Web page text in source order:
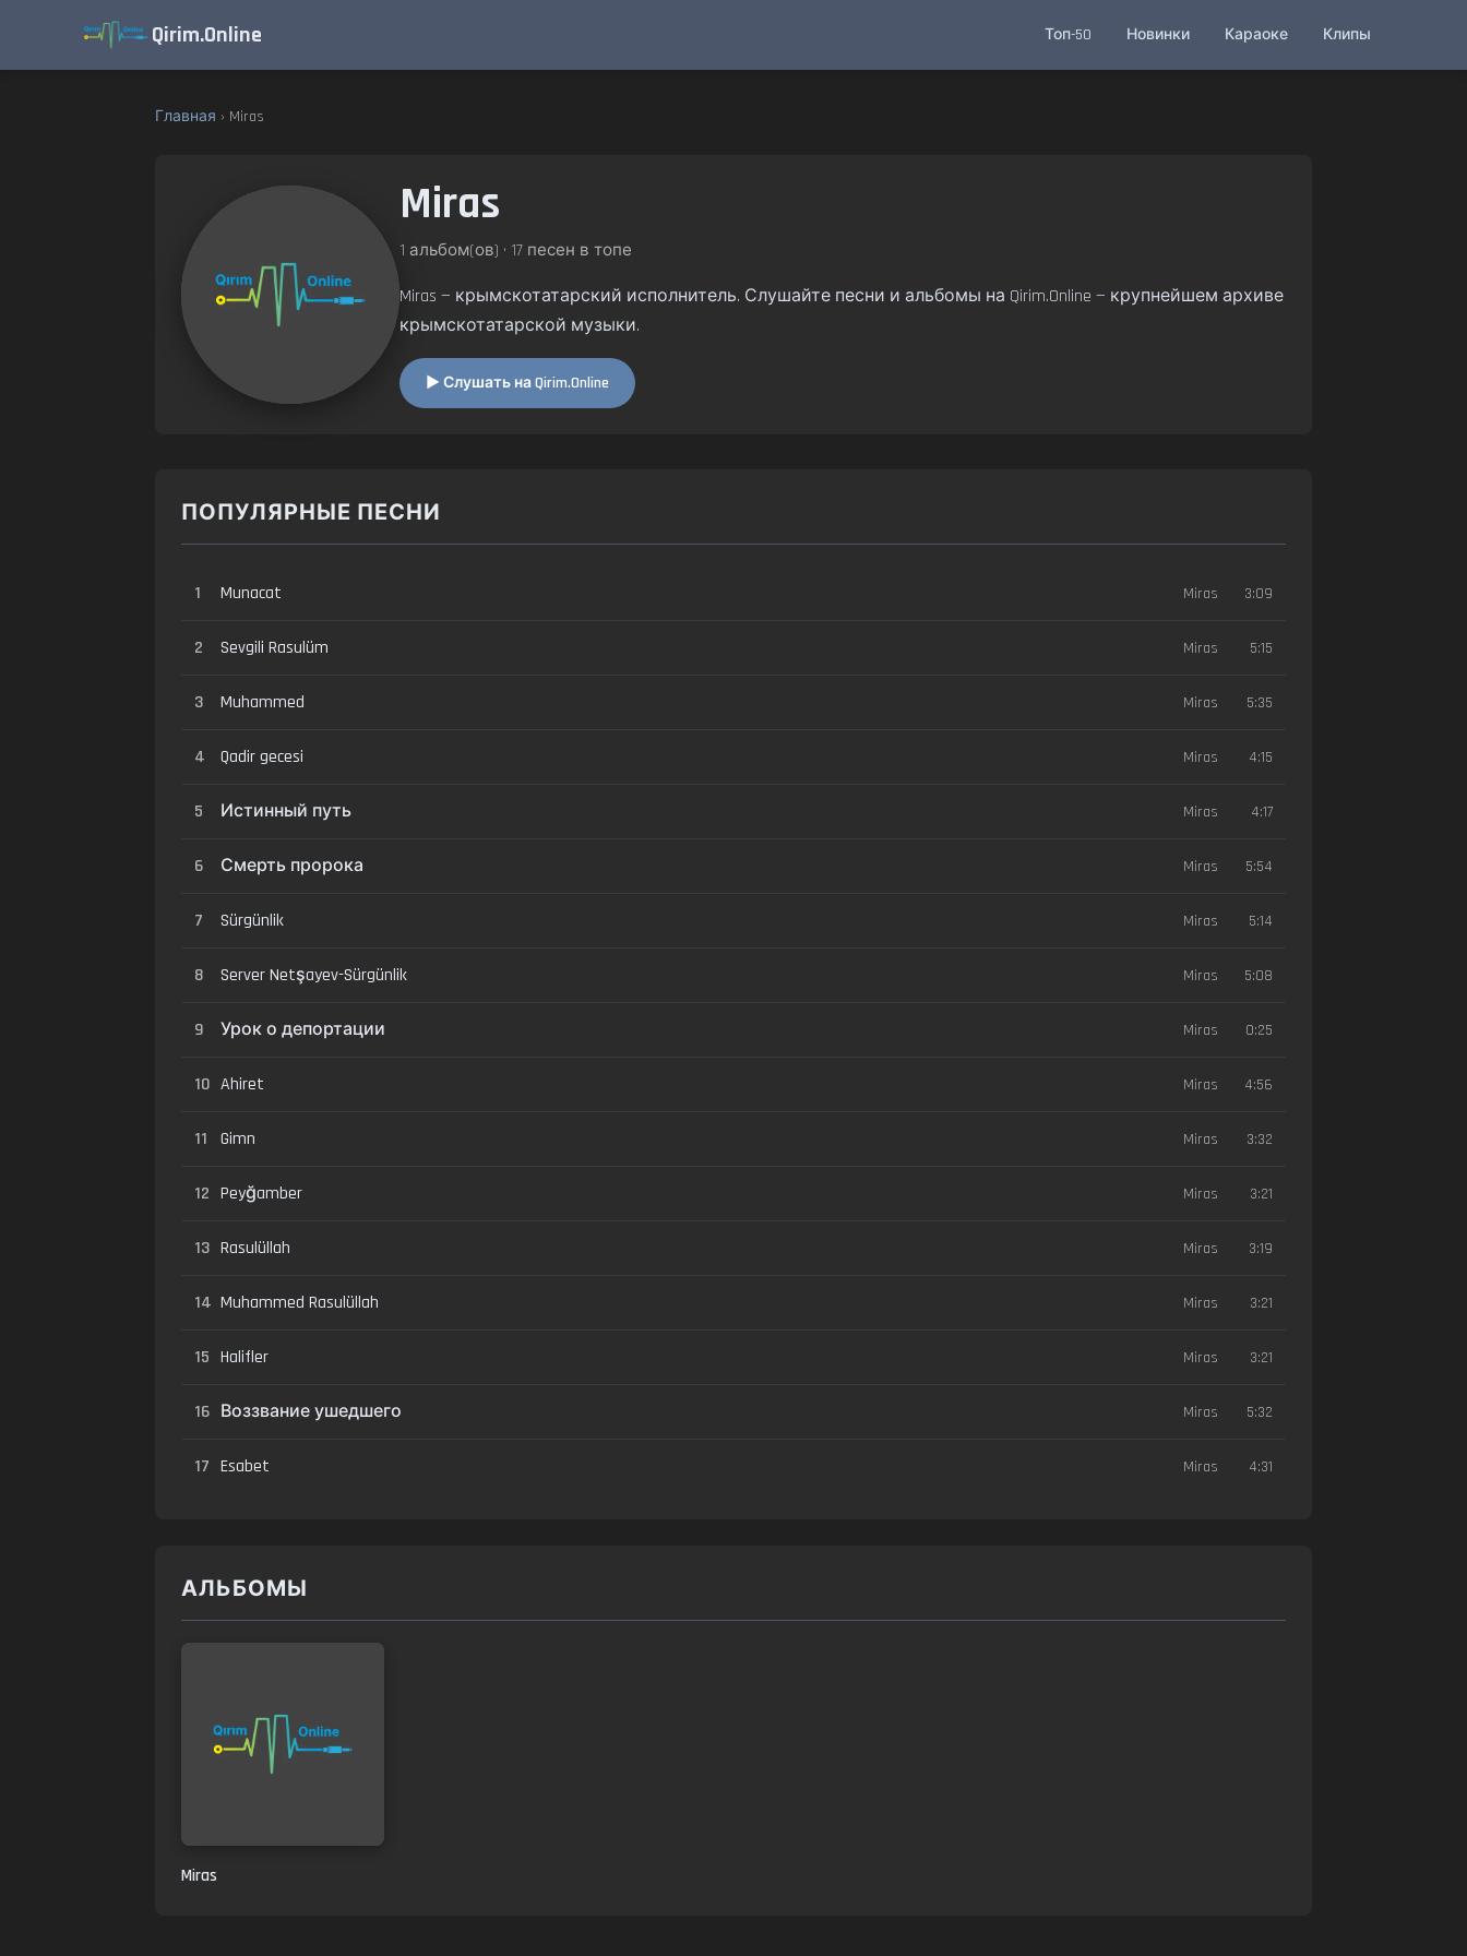
Qirim.Online Топ-50 Новинки Караоке Клипы
Главная › Miras
Miras
1 альбом(ов) • 17 песен в топе
Miras — крымскотатарский исполнитель. Слушайте песни и альбомы на Qirim.Online — крупнейшем архиве
крымскотатарской музыки.
▶ Слушать на Qirim.Online
ПОПУЛЯРНЫЕ ПЕСНИ
1 Munacat Miras 3:09
2 Sevgili Rasulüm Miras 5:15
3 Muhammed Miras 5:35
4 Qadir gecesi Miras 4:15
5 Истинный путь Miras 4:17
6 Смерть пророка Miras 5:54
7 Sürgünlik Miras 5:14
8 Server Netşayev-Sürgünlik Miras 5:08
9 Урок о депортации Miras 0:25
10 Ahiret Miras 4:56
11 Gimn Miras 3:32
12 Peyğamber Miras 3:21
13 Rasulüllah Miras 3:19
14 Muhammed Rasulüllah Miras 3:21
15 Halifler Miras 3:21
16 Воззвание ушедшего Miras 5:32
17 Esabet Miras 4:31
АЛЬБОМЫ
Miras